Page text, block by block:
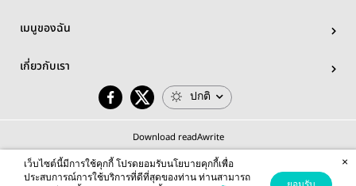
เมนูของฉัน
เกี่ยวกับเรา
ปกติ
Download readAwrite
เว็บไซต์นี้มีการใช้คุกกี้ โปรดยอมรับนโยบายคุกกี้เพื่อ
ประสบการณ์การใช้บริการที่ดีที่สุดของท่าน ท่านสามารถ
×